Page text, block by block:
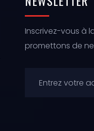
Inscrivez-vous à
promettons de